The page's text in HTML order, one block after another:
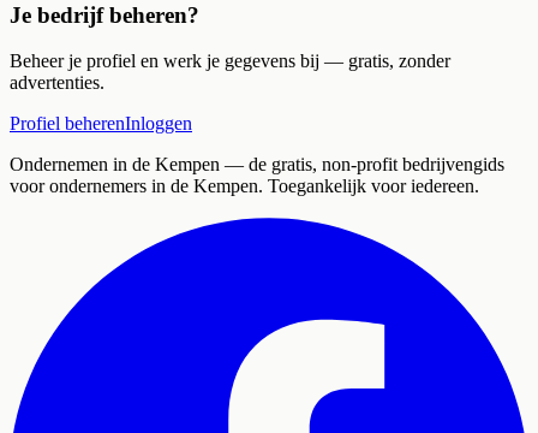
Je bedrijf beheren?
Beheer je profiel en werk je gegevens bij — gratis, zonder
advertenties.
Profiel beherenInloggen
Ondernemen in de Kempen — de gratis, non-profit bedrijvengids
voor ondernemers in de Kempen. Toegankelijk voor iedereen.